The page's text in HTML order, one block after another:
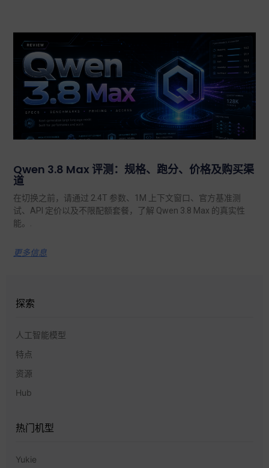
Qwen 3.8 Max 评测：规格、跑分、价格及购买渠
道
在切换之前，请通过 2.4T 参数、1M 上下文窗口、官方基准测
试、API 定价以及不限配额套餐，了解 Qwen 3.8 Max 的真实性
能。.
更多信息
探索
人工智能模型
特点
资源
Hub
热门机型
Yukie